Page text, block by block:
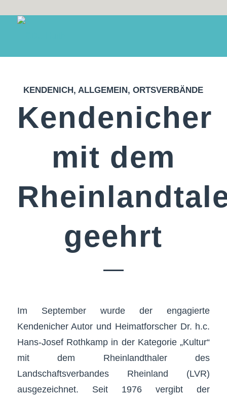
KENDENICH,ALLGEMEIN,ORTSVERBÄNDE
Kendenicher
mit dem
geehrt
Im September wurde der engagierte
Kendenicher Autor und Heimatforscher Dr. h.c.
Hans-Josef Rothkamp in der Kategorie „Kultur“
mit dem Rheinlandthaler des
Landschaftsverbandes Rheinland (LVR)
ausgezeichnet. Seit 1976 vergibt der